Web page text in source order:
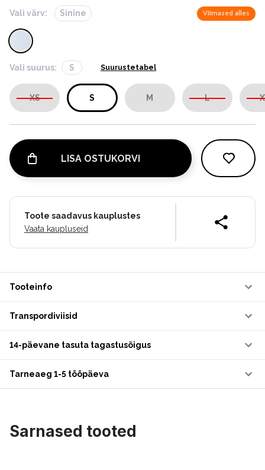
Vali värv: Sinine Viimased alles
Vali suurus: S Suurustetabel
XS S M L
LISA OSTUKORVI
Toote saadavus kauplustes
Vaata kaupluseid
Tooteinfo
Transpordiviisid
14-päevane tasuta tagastusõigus
Tarneaeg 1-5 tööpäeva
Sarnased tooted